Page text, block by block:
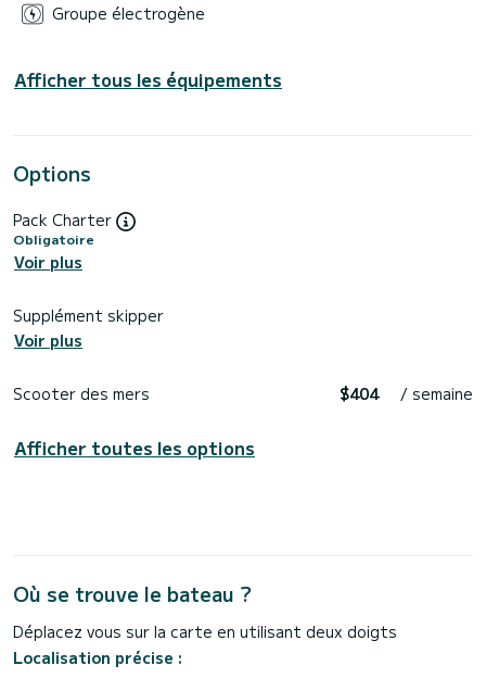
Groupe électrogène
Afficher tous les équipements
Options
Pack Charter
Obligatoire
Voir plus
Supplément skipper
Voir plus
Scooter des mers $404 / semaine
Afficher toutes les options
Où se trouve le bateau ?
Déplacez vous sur la carte en utilisant deux doigts
Localisation précise :